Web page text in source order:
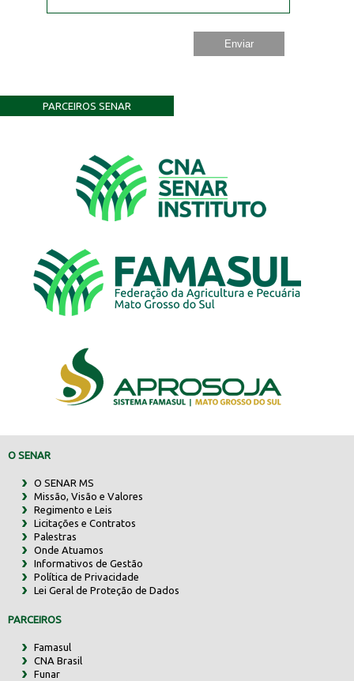
PARCEIROS SENAR
O SENAR
O SENAR MS
Missão, Visão e Valores
Regimento e Leis
Licitações e Contratos
Palestras
Onde Atuamos
Informativos de Gestão
Política de Privacidade
Lei Geral de Proteção de Dados
PARCEIROS
Famasul
CNA Brasil
Funar